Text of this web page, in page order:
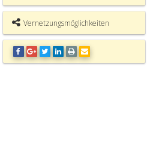
§ 211 StGB Blutschande
§ 212 StGB Mißbrauch eines
Autoritätsverhältnisses
§ 213 StGB Kuppelei
Vernetzungsmöglichkeiten